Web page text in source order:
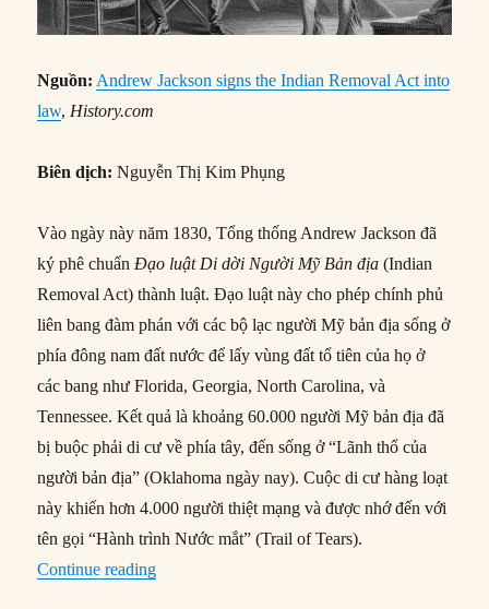
Nguồn: Andrew Jackson signs the Indian Removal Act into
law, History.com
Biên dịch:Nguyễn Thị Kim Phụng
Vào ngày này năm 1830, Tổng thống Andrew Jackson đã
ký phê chuẩnĐạo luật Di dời Người Mỹ Bản địa (Indian
Removal Act) thành luật. Đạo luật này cho phép chính phủ
liên bang đàm phán với các bộ lạc người Mỹ bản địa sống ở
phía đông nam đất nước để lấy vùng đất tổ tiên của họ ở
các bang như Florida, Georgia, North Carolina, và
Tennessee. Kết quả là khoảng 60.000 người Mỹ bản địa đã
bị buộc phải di cư về phía tây, đến sống ở “Lãnh thổ của
người bản địa” (Oklahoma ngày nay). Cuộc di cư hàng loạt
này khiến hơn 4.000 người thiệt mạng và được nhớ đến với
tên gọi “Hành trình Nước mắt” (Trail of Tears).
Continue reading“28/05/1830: Andrew Jackson ký ban hành